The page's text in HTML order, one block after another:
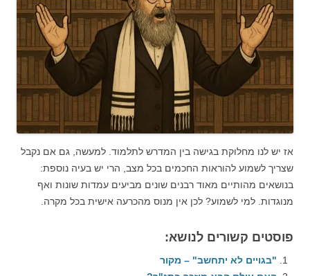
אז יש לנו מחלוקת בגישה בין המדרש לתלמוד. למעשה, גם אם נקבל
שצריך לשמוע להוראות החכמים בכל מצב, הרי יש בעיה נוספת:
בנושאים מהותיים מאוד רבנים שונים מביעים עמדות שונות ואף
מנוגדות. למי לשמוע? לכן אין מנוס מהכרעה אישית בכל מקרה.
פוסטים קשורים לנושא:
"בגויים לא יתחשב" – מקור